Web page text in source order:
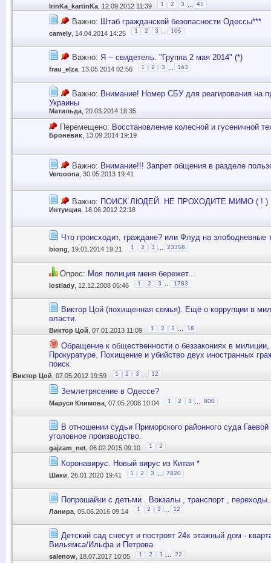
IrinKa_kartinKa , 12.09.2012 11:39 1 2 3 45
Важно: Штаб гражданской безопасности Одессы***
camely , 14.04.2014 14:25 1 2 3 ... 105
Важно: Я -- свидетель. "Группа 2 мая 2014" (*)
frau_elza , 13.05.2014 02:56 1 2 3 163
Важно: Внимание! Номер СБУ для реагирования на
Украины
Матильда , 20.03.2014 18:35
Перемещено: Восстановление колесной и гусеничной
Броневик , 13.09.2014 19:19
Важно: Внимание!!! Запрет общения в разделе
Verooona , 30.05.2013 19:41
Важно: ПОИСК ЛЮДЕЙ. НЕ ПРОХОДИТЕ МИМО ( ! )
Интуиция , 18.06.2012 22:18
Что происходит, граждане? или Флуд на злободневные
biong , 19.01.2014 19:21 1 2 3 23358
Опрос: Моя полиция меня бережет...
lostlady , 12.12.2008 06:46 1 2 3 1783
Виктор Цой (похищенная семья). Ещё о коррупции в
власти.
Виктор Цой , 07.01.2013 11:09 1 2 3 18
Обращение к общественности о беззакониях в
Прокуратуре. Похищение и убийство двух иностранных
поиск
Виктор Цой , 07.05.2012 19:59 1 2 3 12
Землетрясение в Одессе?
Маруся Климова , 07.05.2008 10:04 1 2 3 800
В отношении судьи Приморского районного суда
уголовное производство.
gajzam_net , 06.02.2015 09:10 1 2
Коронавирус. Новый вирус из Китая *
Шаки , 26.01.2020 19:41 1 2 3 7820
Попрошайки с детьми . Вокзалы , транспорт , переходы.
Ланира , 05.06.2016 09:14 1 2 3 12
Детский сад снесут и построят 24х этажный дом -
Вильямса/Ильфа и Петрова
salenow , 18.07.2017 10:05 1 2 3 22